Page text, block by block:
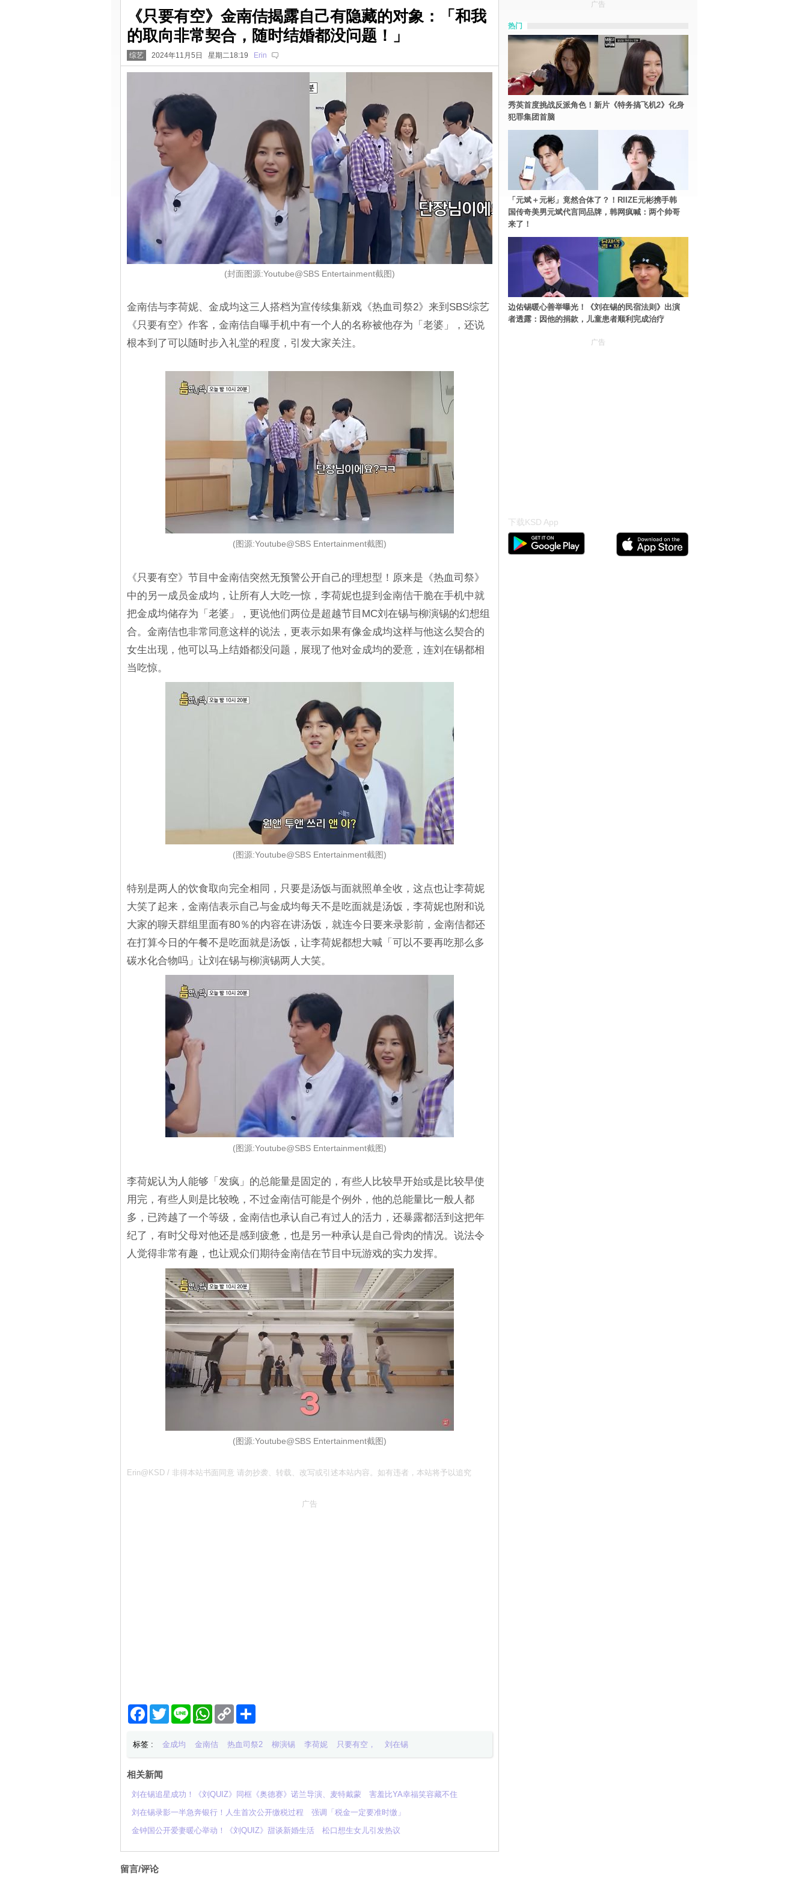
《只要有空》金南佶揭露自己有隐藏的对象：「和我
的取向非常契合，随时结婚都没问题！」
综艺 2024年11月5日 星期二18:19 Erin
(封面图源:Youtube@SBS Entertainment截图)
金南佶与李荷妮、金成均这三人搭档为宣传续集新戏《热血司祭2》来到SBS综艺
《只要有空》作客，金南佶自曝手机中有一个人的名称被他存为「老婆」，还说
根本到了可以随时步入礼堂的程度，引发大家关注。
(图源:Youtube@SBS Entertainment截图)
《只要有空》节目中金南佶突然无预警公开自己的理想型！原来是《热血司祭》
中的另一成员金成均，让所有人大吃一惊，李荷妮也提到金南佶干脆在手机中就
把金成均储存为「老婆」，更说他们两位是超越节目MC刘在锡与柳演锡的幻想组
合。金南佶也非常同意这样的说法，更表示如果有像金成均这样与他这么契合的
女生出现，他可以马上结婚都没问题，展现了他对金成均的爱意，连刘在锡都相
当吃惊。
(图源:Youtube@SBS Entertainment截图)
特别是两人的饮食取向完全相同，只要是汤饭与面就照单全收，这点也让李荷妮
大笑了起来，金南佶表示自己与金成均每天不是吃面就是汤饭，李荷妮也附和说
大家的聊天群组里面有80％的内容在讲汤饭，就连今日要来录影前，金南佶都还
在打算今日的午餐不是吃面就是汤饭，让李荷妮都想大喊「可以不要再吃那么多
碳水化合物吗」让刘在锡与柳演锡两人大笑。
(图源:Youtube@SBS Entertainment截图)
李荷妮认为人能够「发疯」的总能量是固定的，有些人比较早开始或是比较早使
用完，有些人则是比较晚，不过金南佶可能是个例外，他的总能量比一般人都
多，已跨越了一个等级，金南佶也承认自己有过人的活力，还暴露都活到这把年
纪了，有时父母对他还是感到疲惫，也是另一种承认是自己骨肉的情况。说法令
人觉得非常有趣，也让观众们期待金南佶在节目中玩游戏的实力发挥。
(图源:Youtube@SBS Entertainment截图)
Erin@KSD / 非得本站书面同意 请勿抄袭、转载、改写或引述本站内容。如有违者，本站将予以追究
广告
Facebook
TwitterLine WhatsApp
Copy
Link
分
标签 : 金成均 金南佶 热血司祭2 柳演锡 李荷妮 只要有空， 刘在锡
相关新闻
刘在锡追星成功！《刘QUIZ》同框《奥德赛》诺兰导演、麦特戴蒙 害羞比YA幸福笑容藏不住
刘在锡录影一半急奔银行！人生首次公开缴税过程 强调「税金一定要准时缴」
金钟国公开爱妻暖心举动！《刘QUIZ》甜谈新婚生活 松口想生女儿引发热议
留言/评论
广告
热门
秀英首度挑战反派角色！新片《特务搞飞机2》化身
犯罪集团首脑
「元斌＋元彬」竟然合体了？！RIIZE元彬携手韩
国传奇美男元斌代言同品牌，韩网疯喊：两个帅哥
来了！
边佑锡暖心善举曝光！《刘在锡的民宿法则》出演
者透露：因他的捐款，儿童患者顺利完成治疗
广告
下载KSD App